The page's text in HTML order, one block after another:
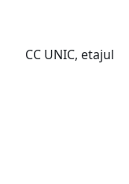
CC UNIC, etajul